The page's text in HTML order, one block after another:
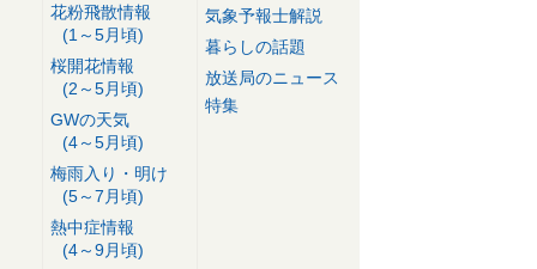
花粉飛散情報
(1～5月頃)
桜開花情報
(2～5月頃)
GWの天気
(4～5月頃)
梅雨入り・明け
(5～7月頃)
熱中症情報
(4～9月頃)
気象予報士解説
暮らしの話題
放送局のニュース
特集